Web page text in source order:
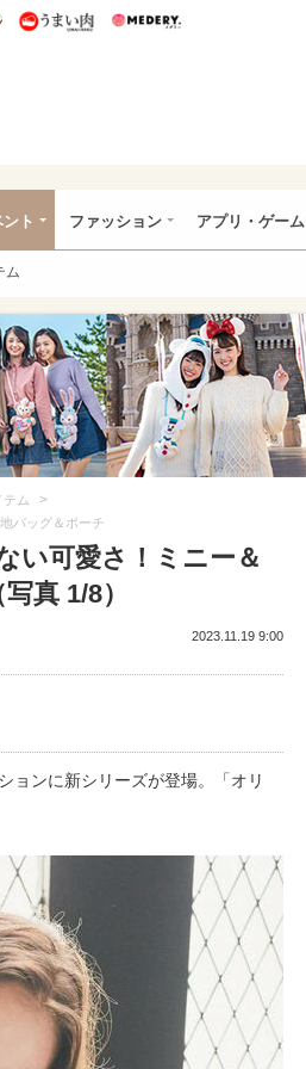
うまいパン うまい肉
ト ファッション アプリ・ゲーム
ム
ム >
バッグ＆ポーチ
い可愛さ！ミニー＆
真 1/8）
2023.11.19 9:00
ョンに新シリーズが登場。「オリ